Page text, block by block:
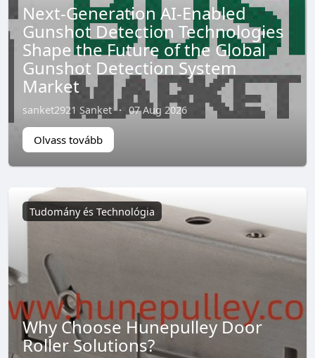
Next-Generation AI-Enabled
Gunshot Detection Technologies
Shape the Future of the Global
Gunshot Detection System
Market
sanket2921 Sanket · 07 Aug 2026
Olvass tovább
Tudomány és Technológia
Why Choose Hunepulley Door
Roller Solutions?